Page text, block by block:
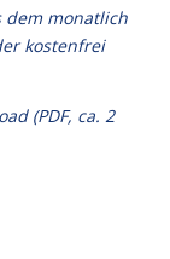
dem monatlich
kostenfrei
(PDF, ca. 2